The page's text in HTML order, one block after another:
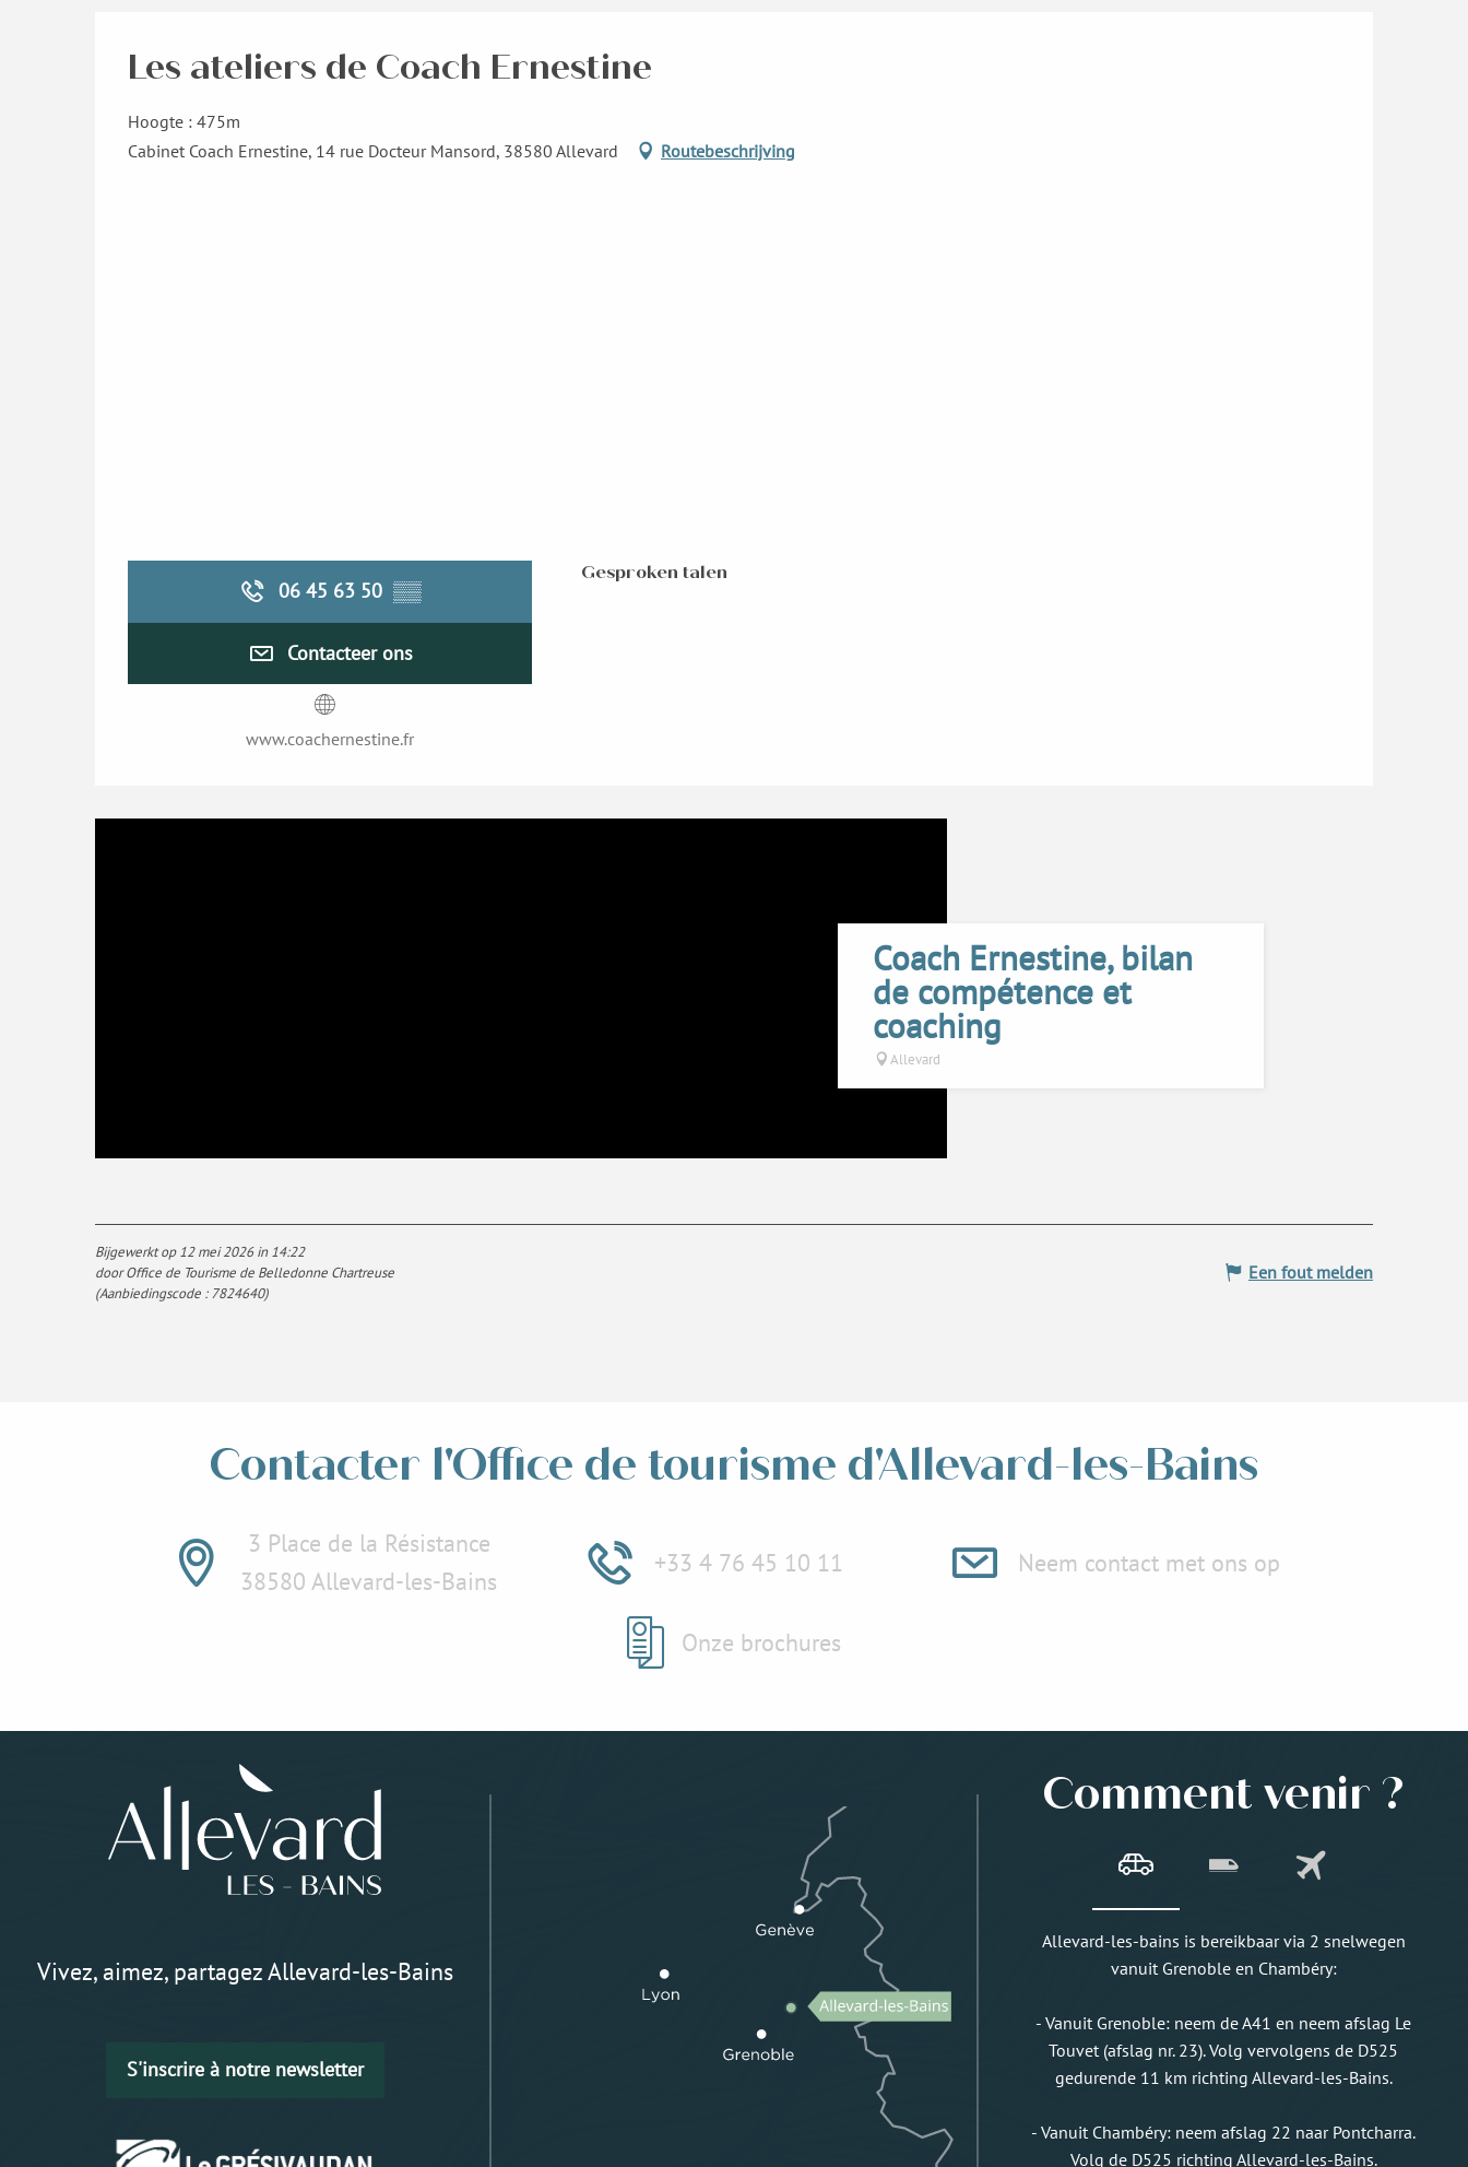
Les ateliers de Coach Ernestine
Hoogte : 475m
Cabinet Coach Ernestine, 14 rue Docteur Mansord, 38580 Allevard
Routebeschrijving
06 45 63 50 ▒▒
Contacteer ons
www.coachernestine.fr
Gesproken talen
Gesproken talen
Coach Ernestine, bilan
de compétence et
coaching
Allevard
Bijgewerkt op 12 mei 2026 in 14:22
door Office de Tourisme de Belledonne Chartreuse
(Aanbiedingscode :7824640)
Een fout melden
Contacter l'Office de tourisme d'Allevard-les-Bains
3 Place de la Résistance
38580 Allevard-les-Bains
+33 4 76 45 10 11 Neem contact met ons op
Onze brochures
Vivez, aimez, partagez Allevard-les-Bains
S'inscrire à notre newsletter
Comment venir ?
Allevard-les-bains is bereikbaar via 2 snelwegen
vanuit Grenoble en Chambéry:
- Vanuit Grenoble: neem de A41 en neem afslag Le
Touvet (afslag nr. 23). Volg vervolgens de D525
gedurende 11 km richting Allevard-les-Bains.
- Vanuit Chambéry: neem afslag 22 naar Pontcharra.
Volg de D525 richting Allevard-les-Bains.